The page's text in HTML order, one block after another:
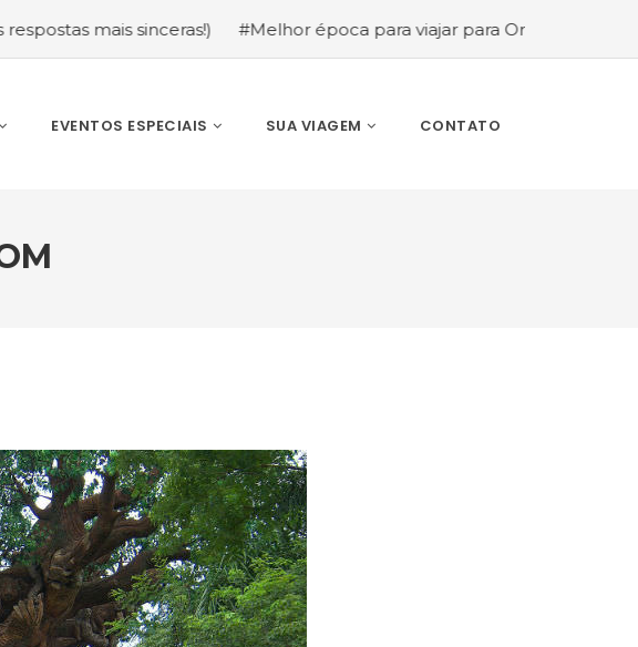
mais sinceras!) #Melhor época para viajar para Orlando: mês a mês
EVENTOS ESPECIAIS SUA VIAGEM CONTATO